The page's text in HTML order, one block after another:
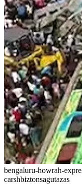
bengaluru-howrah-
carshbiztonsagutazas